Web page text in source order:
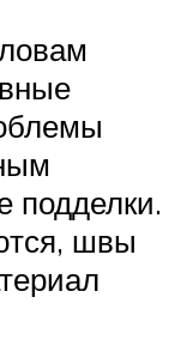
подделки.
швы